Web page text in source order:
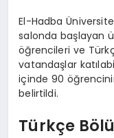
El-Hadba
salonda başlayan
öğrencileri ve
vatandaşlar
içinde 90
belirtildi.
Türkçe